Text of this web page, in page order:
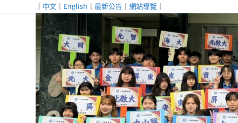
｜ 中文 ｜ English ｜ 最新公告 ｜ 網站導覽 ｜